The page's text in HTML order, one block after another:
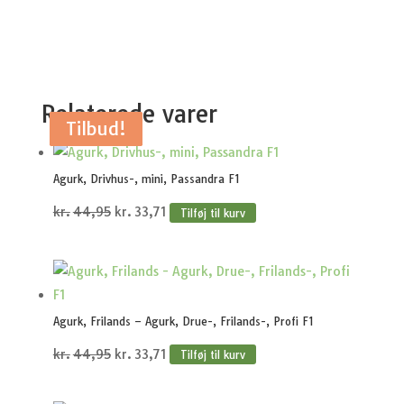
Relaterede varer
Tilbud!
Agurk, Drivhus-, mini, Passandra F1
kr.44,95 Den
var:
kr. 33,71Den
er:
Tilføj til kurv
Tilbud!
Agurk, Frilands – Agurk, Drue-, Frilands-, Profi F1
kr.44,95 Den
kr. 33,71DenTilføj til kurv
Tilbud!
Tilbud!
Tilbud!